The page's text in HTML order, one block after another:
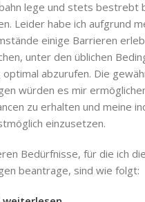
lege und stets bestrebt
Leider habe ich aufgrund
einige Barrieren
unter den üblichen
abzurufen. Die
würden es mir
zu erhalten und meine
einzusetzen.
Bedürfnisse, für die ich die
beantrage, sind wie folgt: